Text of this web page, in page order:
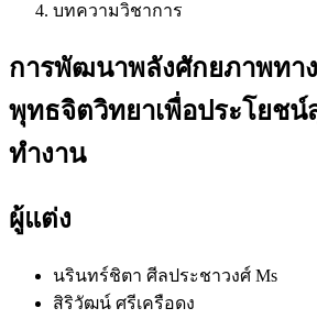
บทความวิชาการ
การพัฒนาพลังศักยภาพทา
พุทธจิตวิทยาเพื่อประโยชน์
ทำงาน
ผู้แต่ง
นรินทร์ชิตา ศีลประชาวงศ์ Ms
สิริวัฒน์ ศรีเครือดง